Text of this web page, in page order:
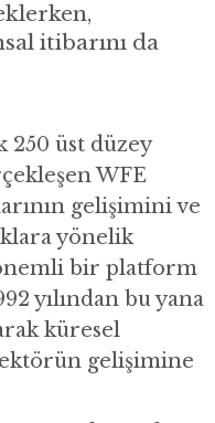
itibarını da
250 üst düzey
WFE
gelişimini ve
yönelik
bir platform
yılından bu yana
küresel
gelişimine